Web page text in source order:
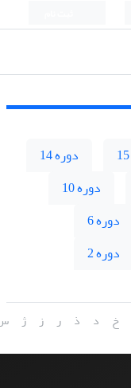
دوره 14
دوره 10
دوره 6
دوره 2
خ د ذ ر ز ژ